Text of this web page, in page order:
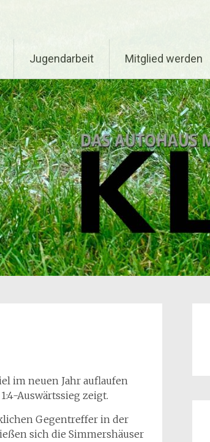
Jugendarbeit Mitglied werden
im neuen Jahr auflaufen
Auswärtssieg zeigt.
Gegentreffer in der
sich die Simmershäuser